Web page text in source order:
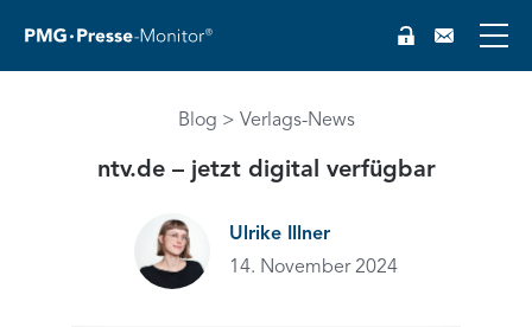
Blog Verlags-News
ntv.de – jetzt digital verfügbar
Ulrike Illner
14. November 2024